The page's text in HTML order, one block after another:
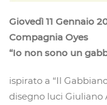
Giovedì 11 Gennaio
Compagnia Oyes
“Io non sono un
ispirato a “Il
disegno luci Giuliano